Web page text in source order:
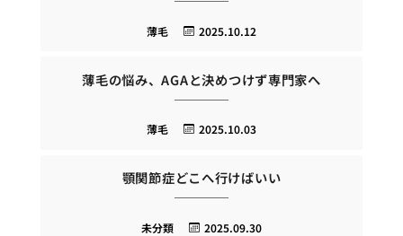
2025.10.12
薄毛
薄毛の悩み、AGAと決めつけず専門家へ
2025.10.03
薄毛
顎関節症どこへ行けばいい
2025.09.30
未分類